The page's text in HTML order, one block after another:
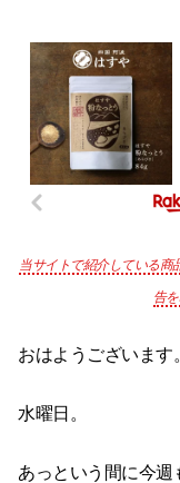
当サイトで紹介している商
告
おはようございます
水曜日。
あっという間に今週